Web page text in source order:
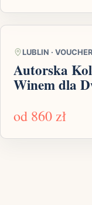
LUBLIN · VOUCHER
Autorska
Winem dla
od 860 zł